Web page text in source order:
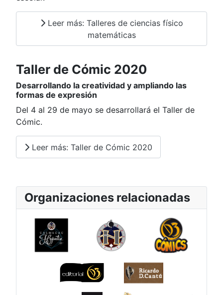
Leer más: Talleres de ciencias físico
matemáticas
Taller de Cómic 2020
Desarrollando la creatividad y ampliando las
formas de expresión
Del 4 al 29 de mayo se desarrollará el Taller de
Cómic.
Leer más: Taller de Cómic 2020
Organizaciones relacionadas